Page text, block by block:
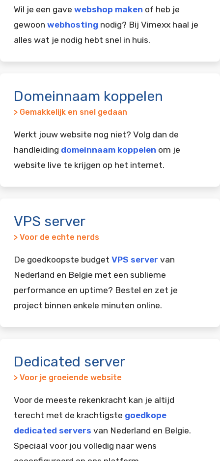
Wil je een gave webshop maken of heb je
gewoon webhosting nodig? Bij Vimexx haal je
alles wat je nodig hebt snel in huis.
Domeinnaam koppelen
> Gemakkelijk en snel gedaan
Werkt jouw website nog niet? Volg dan de
handleiding domeinnaam koppelen om je
website live te krijgen op het internet.
VPS server
> Voor de echte nerds
De goedkoopste budget VPS server van
Nederland en Belgie met een sublieme
performance en uptime? Bestel en zet je
project binnen enkele minuten online.
Dedicated server
> Voor je groeiende website
Voor de meeste rekenkracht kan je altijd
terecht met de krachtigste goedkope
dedicated servers van Nederland en Belgie.
Speciaal voor jou volledig naar wens